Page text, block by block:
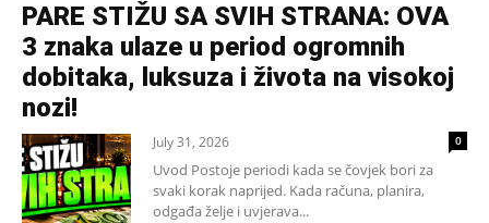
PARE STIŽU SA SVIH STRANA: OVA
3 znaka ulaze u period ogromnih
dobitaka, luksuza i života na visokoj
nozi!
July 31, 2026 0
Uvod Postoje periodi kada se čovjek bori za
svaki korak naprijed. Kada računa, planira,
odgađa želje i uvjerava...